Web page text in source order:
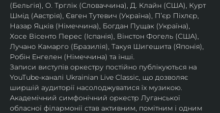
(Бельгія), О. Трглік (Словаччина), Д. Клайн (США), Курт
Шмід (Австрія), Євген Тутевич (Україна), П’єр Піхлєр,
Назар Яцків (Німеччина), Богдан Пущак (Україна),
Хосе Вісенто Перес (Іспанія), Вінстон Фогель (США),
Лучано Камарго (Бразилія), Такуя Шигешита (Японія),
Робін Енгелен (Німеччина) та інші.
Записи виступів оркестру постійно публікуються на
YouTube-каналі Ukrainian Live Classic, що дозволяє
ширшій аудиторії насолоджуватися їх музикою​.
Академічний симфонічний оркестр Луганської
обласної філармонії став активним, помітним і одним